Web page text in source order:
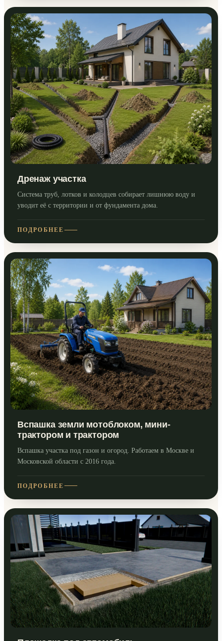
Дренаж участка
Система труб, лотков и колодцев собирает лишнюю воду и
уводит её с территории и от фундамента дома.
ПОДРОБНЕЕ
Вспашка земли мотоблоком, мини-
трактором и трактором
Вспашка участка под газон и огород. Работаем в Москве и
Московской области с 2016 года.
ПОДРОБНЕЕ